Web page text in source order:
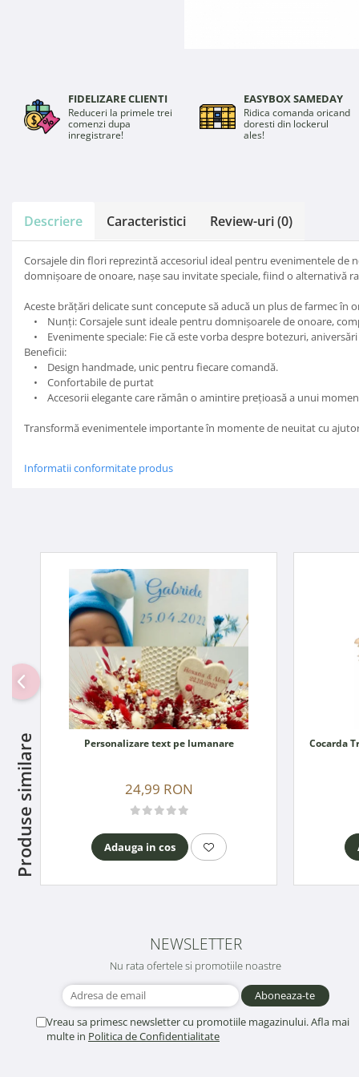
FIDELIZARE CLIENTI
Reduceri la primele trei
comenzi dupa
inregistrare!
EASYBOX SAMEDAY
Ridica comanda oricand
doresti din lockerul
ales!
Descriere Caracteristici Review-uri(0)
Corsajele din flori reprezintă accesoriul ideal pentru evenimentele
domnișoare de onoare, nașe sau invitate speciale, fiind o alternativă
Aceste brățări delicate sunt concepute să aducă un plus de farmec în
• Nunți: Corsajele sunt ideale pentru domnișoarele de onoare,
• Evenimente speciale: Fie că este vorba despre botezuri,
Beneficii:
• Design handmade, unic pentru fiecare comandă.
• Confortabile de purtat
• Accesorii elegante care rămân o amintire prețioasă a unui
Transformă evenimentele importante în momente de neuitat cu
Informatii conformitate produs
Produse similare Personalizare text pe lumanare
24,99 RON
Adauga in cos
NEWSLETTER
Nu rata ofertele si promotiile noastre
Vreau sa primesc newsletter cu promotiile magazinului. Afla mai
multe in Politica de Confidentialitate